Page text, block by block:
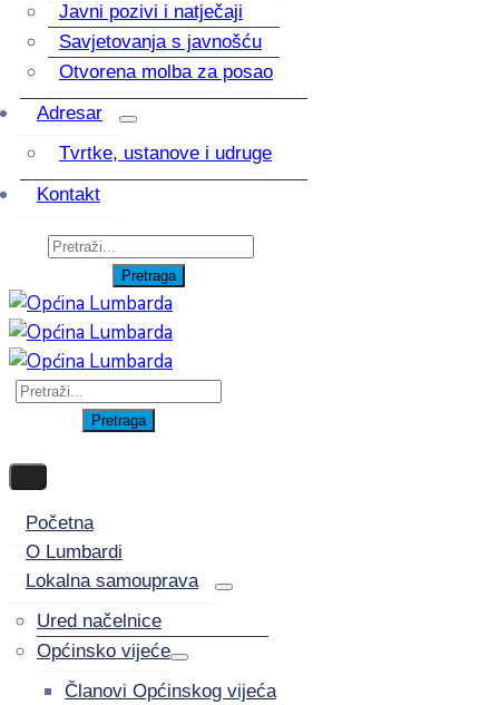
Javni pozivi i natječaji
Savjetovanja s javnošću
Otvorena molba za posao
Adresar
Tvrtke, ustanove i udruge
Kontakt
Početna
O Lumbardi
Lokalna samouprava
Ured načelnice
Općinsko vijeće
Članovi Općinskog vijeća